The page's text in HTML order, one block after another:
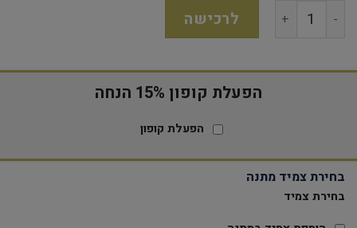
לרכישה
הפעלת קופון 15% הנחה
הפעלת קופון
בחירת צמיד מתנה
בחירת צמיד